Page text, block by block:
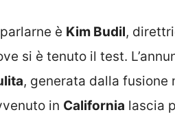
è Kim Budil,
si è tenuto il test.
, generata dalla fusione
in California lascia